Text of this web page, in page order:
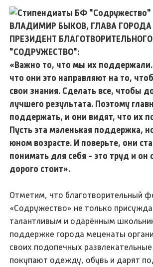
ВЛАДИМИР БЫКОВ, ГЛАВА ГОРОДА
ПРЕЗИДЕНТ
"СОДРУЖЕСТВО":
«Важно то, что мы их
что они это направляют на то,
свои знания. Сделать все, чтобы
лучшего результата. Поэтому
поддержать, и они видят, что их
Пусть эта маленькая поддержка,
юном возрасте. И поверьте, они
понимать для себя - это труд и он
дорого стоит».
Отметим, что благотворительный
«Содружество» не только
талантливым и одарённым
поддержке города меценаты
своих подопечных
покупают одежду, обувь и дарят